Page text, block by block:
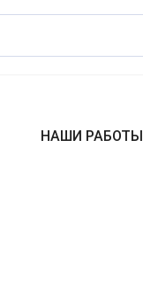
НАШИ РАБОТЫ